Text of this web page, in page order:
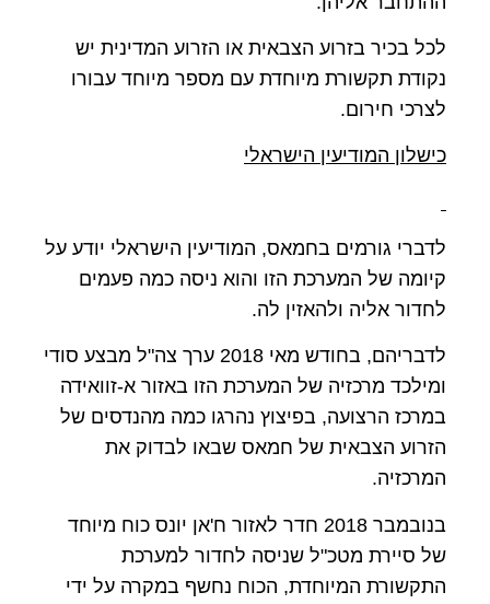
לכל בכיר בזרוע הצבאית או הזרוע המדינית יש
נקודת תקשורת מיוחדת עם מספר מיוחד עבורו
לצרכי חירום.
כישלון המודיעין הישראלי
לדברי גורמים בחמאס, המודיעין הישראלי יודע על
קיומה של המערכת הזו והוא ניסה כמה פעמים
לחדור אליה ולהאזין לה.
לדבריהם, בחודש מאי 2018 ערך צה"ל מבצע סודי
ומילכד מרכזיה של המערכת הזו באזור א-זוואידה
במרכז הרצועה, בפיצוץ נהרגו כמה מהנדסים של
הזרוע הצבאית של חמאס שבאו לבדוק את
המרכזיה.
בנובמבר 2018 חדר לאזור ח'אן יונס כוח מיוחד
של סיירת מטכ"ל שניסה לחדור למערכת
התקשורת המיוחדת, הכוח נחשף במקרה על ידי